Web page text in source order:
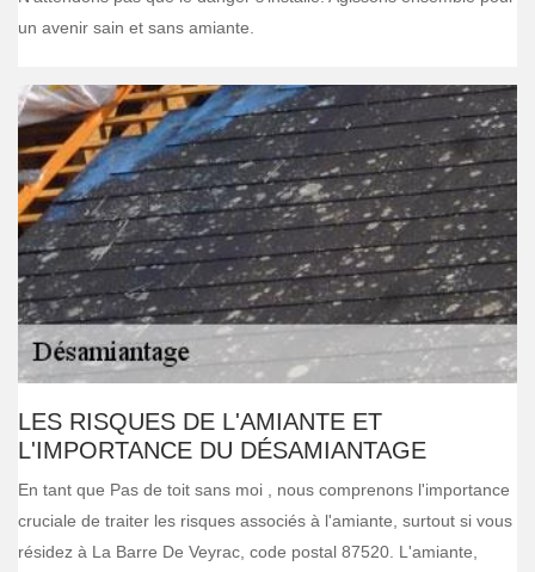
un avenir sain et sans amiante.
LES RISQUES DE L'AMIANTE ET
L'IMPORTANCE DU DÉSAMIANTAGE
En tant que Pas de toit sans moi , nous comprenons l'importance
cruciale de traiter les risques associés à l'amiante, surtout si vous
résidez à La Barre De Veyrac, code postal 87520. L'amiante,